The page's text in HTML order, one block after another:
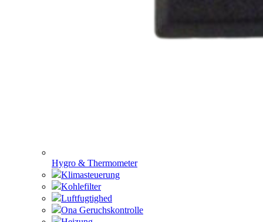
Hygro & Thermometer
Klimasteuerung
Kohlefilter
Luftfugtighed
Ona Geruchskontrolle